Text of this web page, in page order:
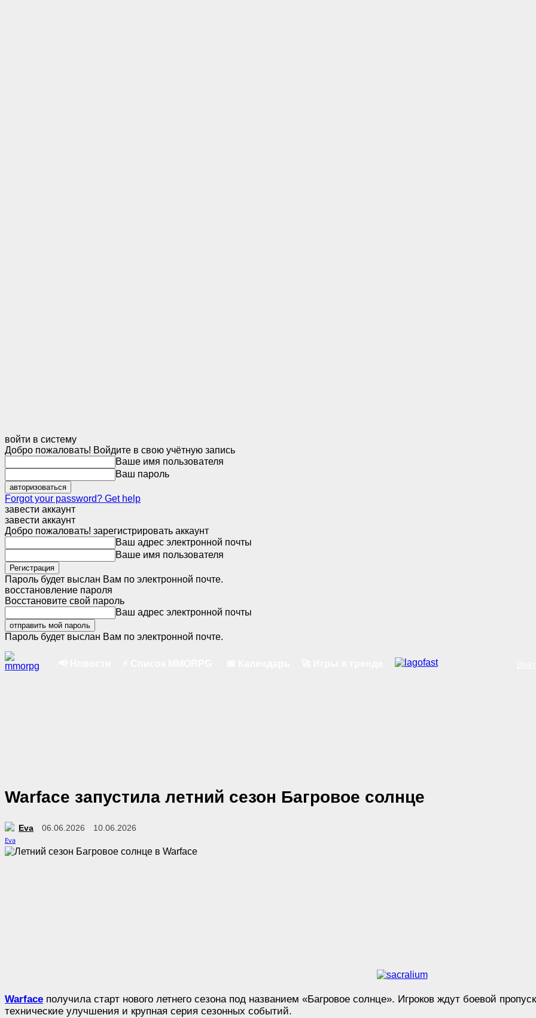
войти в систему
Добро пожаловать! Войдите в свою учётную запись
Ваше имя пользователя
Ваш пароль
Forgot your password? Get help
завести аккаунт
завести аккаунт
Добро пожаловать! зарегистрировать аккаунт
Ваш адрес электронной почты
Ваше имя пользователя
Пароль будет выслан Вам по электронной почте.
восстановление пароля
Восстановите свой пароль
Ваш адрес электронной почты
Пароль будет выслан Вам по электронной почте.
Warface запустила летний сезон Багровое солнце
Eva 06.06.2026 10.06.2026
Warface получила старт нового летнего сезона под названием «Багровое солнце». Игроков ждут боевой
технические улучшения и крупная серия сезонных событий.